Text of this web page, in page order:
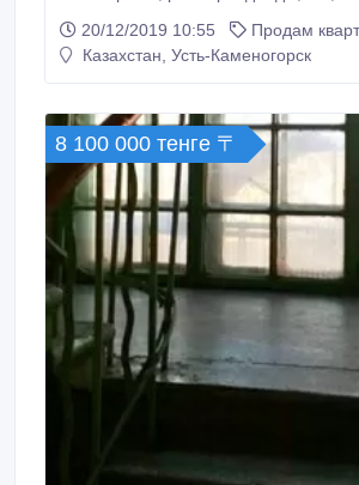
4-х комнатной в 3-х комнатную, с ремонтом,
потолки вытянуты, стены ровные, пол бетон,
КСК, комнаты смежные, окна пластиковые с
решетками, все трубы и стояки заменены, счетчики
холодной и горячей воды.
20/12/2019 10:55
Продам
Казахстан, Усть-Каменогорск
8 100 000 тенге 〒